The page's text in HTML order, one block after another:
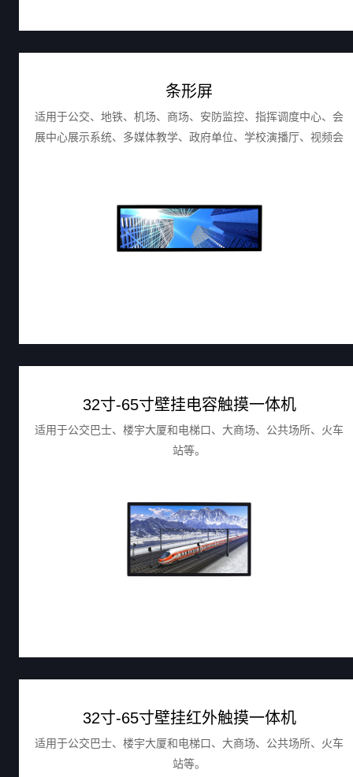
条形屏
适用于公交、地铁、机场、商场、安防监控、指挥调度中心、会
展中心展示系统、多媒体教学、政府单位、学校演播厅、视频会
32寸-65寸壁挂电容触摸一体机
适用于公交巴士、楼宇大厦和电梯口、大商场、公共场所、火车
站等。
32寸-65寸壁挂红外触摸一体机
适用于公交巴士、楼宇大厦和电梯口、大商场、公共场所、火车
站等。